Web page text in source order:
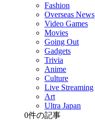
Fashion
Overseas News
Video Games
Movies
Going Out
Gadgets
Trivia
Anime
Culture
Live Streaming
Art
Ultra Japan
0件の記事